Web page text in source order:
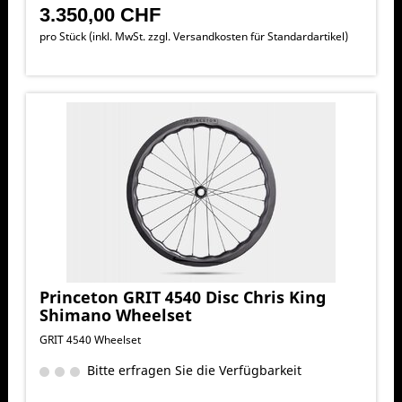
3.350,00 CHF
pro Stück (inkl. MwSt. zzgl.Versandkosten für Standardartikel)
Princeton GRIT 4540 Disc Chris King
Shimano Wheelset
GRIT 4540 Wheelset
Bitte erfragen Sie die Verfügbarkeit